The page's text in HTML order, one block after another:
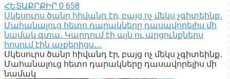
ՀԵՏԱՔՐՔԻՐ 0 658
Սկեսուրս ծանր հիվանդ էր, բայց ոչ մեկս չգիտեինք․
Մահանալուց հետո դարակները դասավորելիս մի
նամակ գտա․ Կարդում էի այն ու արցունքներս
հոսում էին աչքերիցս․․․
Սկեսուրս ծանր հիվանդ էր, բայց ոչ մեկս չգիտեինք․
Մահանալուց հետո դարակները դասավորելիս մի
նամակ